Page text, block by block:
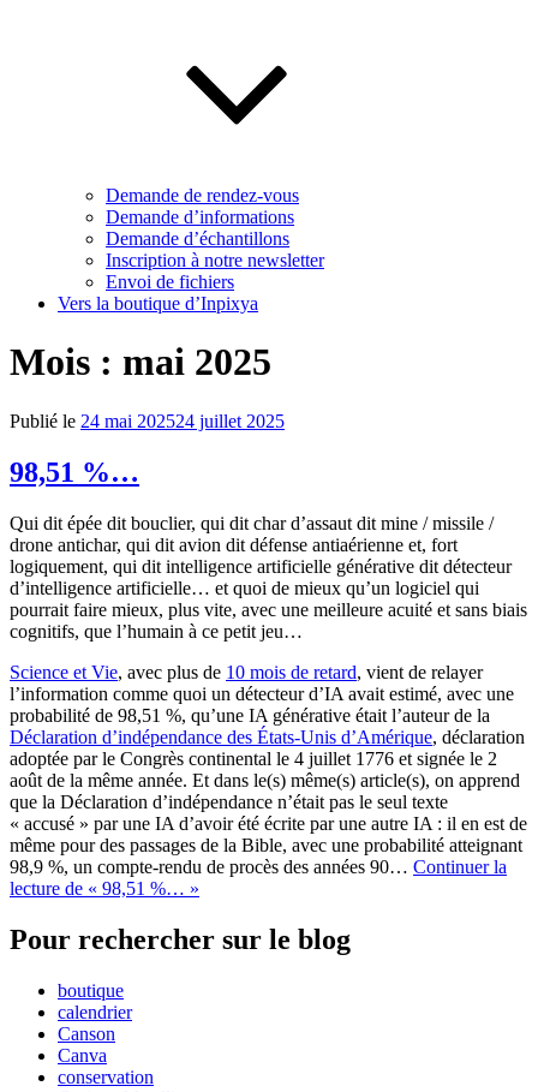
Demande de rendez-vous
Demande d’informations
Demande d’échantillons
Inscription à notre newsletter
Envoi de fichiers
Vers la boutique d’Inpixya
Mois : mai 2025
Publié le 24 mai 202524 juillet 2025
98,51 %…
Qui dit épée dit bouclier, qui dit char d’assaut dit mine / missile /
drone antichar, qui dit avion dit défense antiaérienne et, fort
logiquement, qui dit intelligence artificielle générative dit détecteur
d’intelligence artificielle… et quoi de mieux qu’un logiciel qui
pourrait faire mieux, plus vite, avec une meilleure acuité et sans biais
cognitifs, que l’humain à ce petit jeu…
Science et Vie, avec plus de 10 mois de retard, vient de relayer
l’information comme quoi un détecteur d’IA avait estimé, avec une
probabilité de 98,51 %, qu’une IA générative était l’auteur de la
Déclaration d’indépendance des États-Unis d’Amérique, déclaration
adoptée par le Congrès continental le 4 juillet 1776 et signée le 2
août de la même année. Et dans le(s) même(s) article(s), on apprend
que la Déclaration d’indépendance n’était pas le seul texte
« accusé » par une IA d’avoir été écrite par une autre IA : il en est de
même pour des passages de la Bible, avec une probabilité atteignant
98,9 %, un compte-rendu de procès des années 90… Continuer la
lecture de « 98,51 %… »
Pour rechercher sur le blog
boutique
calendrier
Canson
Canva
conservation